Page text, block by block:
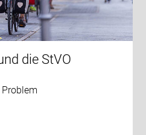
die StVO